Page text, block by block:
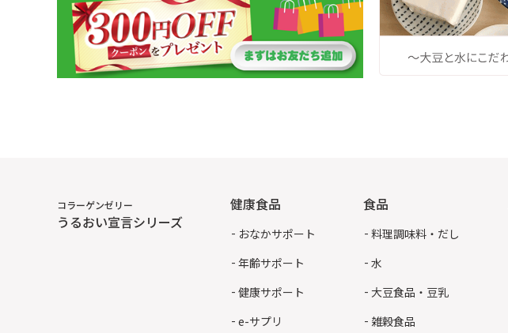
コラーゲンゼリー
うるおい宣言シリーズ
健康食品
おなかサポート
年齢サポート
健康サポート
e-サプリ
食品
料理調味料・だし
水
大豆食品・豆乳
雑穀食品